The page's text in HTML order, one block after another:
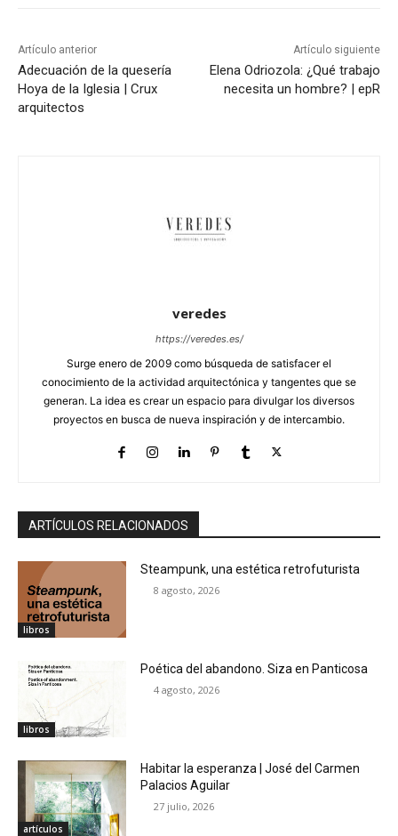
Artículo anterior
Adecuación de la quesería
Hoya de la Iglesia | Crux
arquitectos
Artículo siguiente
Elena Odriozola: ¿Qué trabajo
necesita un hombre? | epR
veredes
https://veredes.es/
Surge enero de 2009 como búsqueda de satisfacer el
conocimiento de la actividad arquitectónica y tangentes que se
generan. La idea es crear un espacio para divulgar los diversos
proyectos en busca de nueva inspiración y de intercambio.
ARTÍCULOS RELACIONADOS
libros
Steampunk, una estética retrofuturista
8 agosto, 2026
libros
Poética del abandono. Siza en Panticosa
4 agosto, 2026
artículos
Habitar la esperanza | José del Carmen
Palacios Aguilar
27 julio, 2026